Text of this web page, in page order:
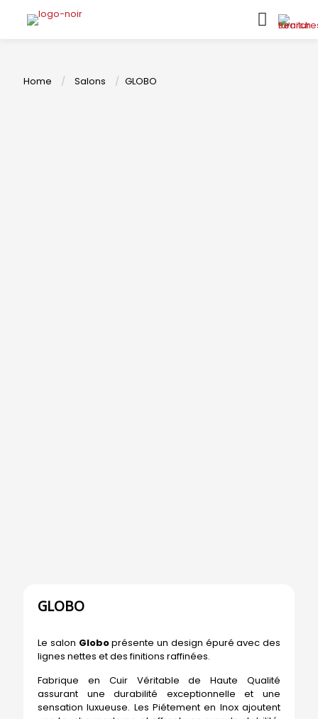
Home / Salons / GLOBO
GLOBO
Le salon Globoprésente un design épuré avec des
lignes nettes et des finitions raffinées.
Fabrique en Cuir Véritable de Haute Qualité
assurant une durabilité exceptionnelle et une
sensation luxueuse. Les Piétement en Inox ajoutent